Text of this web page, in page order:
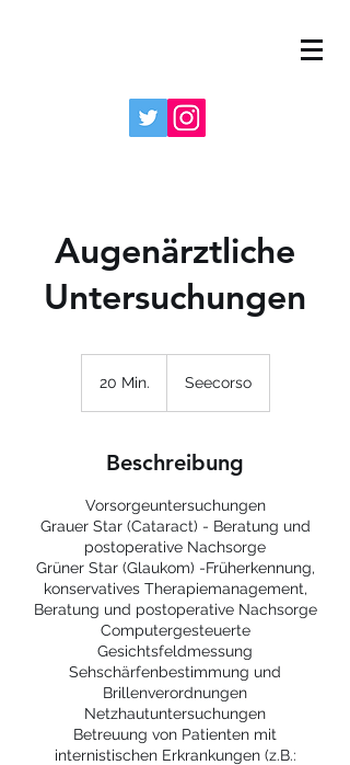
Augenärztliche
Untersuchungen
20 Min.
n
Seecorso
Beschreibung
Vorsorgeuntersuchungen
Grauer Star (Cataract) - Beratung und
postoperative Nachsorge
Grüner Star (Glaukom) -Früherkennung,
konservatives Therapiemanagement,
Beratung und postoperative Nachsorge
Computergesteuerte
Gesichtsfeldmessung
Sehschärfenbestimmung und
Brillenverordnungen
Netzhautuntersuchungen
Betreuung von Patienten mit
internistischen Erkrankungen (z.B.: